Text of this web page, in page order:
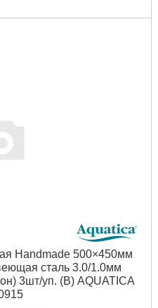
Handmade 500×450мм
сталь 3.0/1.0мм
3шт/уп. (B) AQUATICA